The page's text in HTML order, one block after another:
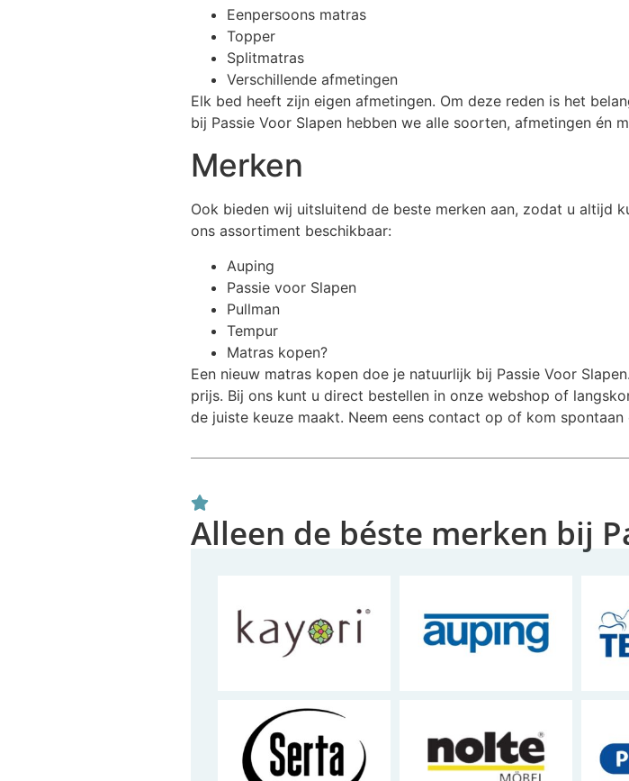
Eenpersoons matras
Topper
Splitmatras
Verschillende afmetingen
Elk bed heeft zijn eigen afmetingen. Om deze reden is het
bij Passie Voor Slapen hebben we alle soorten, afmetingen én
Merken
Ook bieden wij uitsluitend de beste merken aan, zodat u altijd
ons assortiment beschikbaar:
Auping
Passie voor Slapen
Pullman
Tempur
Matras kopen?
Een nieuw matras kopen doe je natuurlijk bij Passie Voor
prijs. Bij ons kunt u direct bestellen in onze webshop of
de juiste keuze maakt. Neem eens contact op of kom
Alleen de béste merken bij